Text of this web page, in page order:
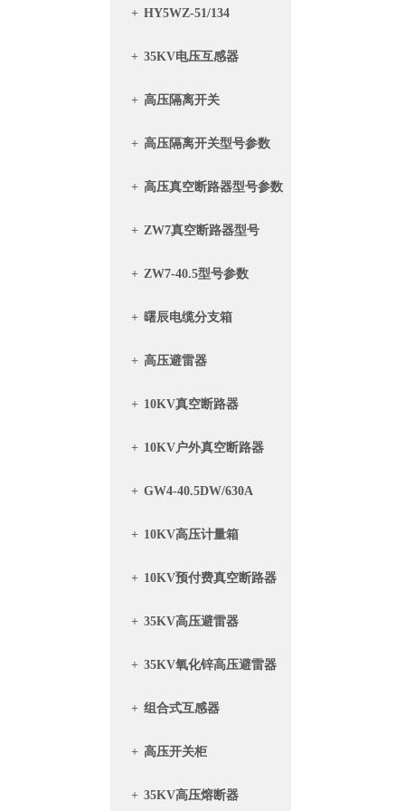
+ HY5WZ-51/134
+ 35KV电压互感器
+ 高压隔离开关
+ 高压隔离开关型号参数
+ 高压真空断路器型号参数
+ ZW7真空断路器型号
+ ZW7-40.5型号参数
+ 曙辰电缆分支箱
+ 高压避雷器
+ 10KV真空断路器
+ 10KV户外真空断路器
+ GW4-40.5DW/630A
+ 10KV高压计量箱
+ 10KV预付费真空断路器
带计量箱
+ 35KV高压避雷器
+ 35KV氧化锌高压避雷器
+ 组合式互感器
+ 高压开关柜
+ 35KV高压熔断器